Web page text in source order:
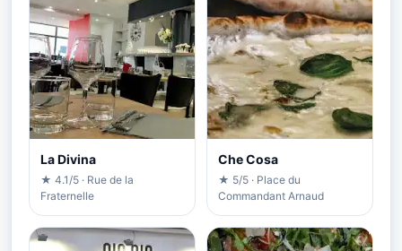
La Divina
★ 4.1/5 · Rue de la
Fraternelle
Che Cosa
★ 5/5 · Place du
Commandant Arnaud